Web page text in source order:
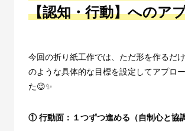
【認知・行動】へのア
今回の折り紙工作では、ただ形を作るだ
のような具体的な目標を設定してアプロ
た😉✨
①行動面：１つずつ進める（自制心と協